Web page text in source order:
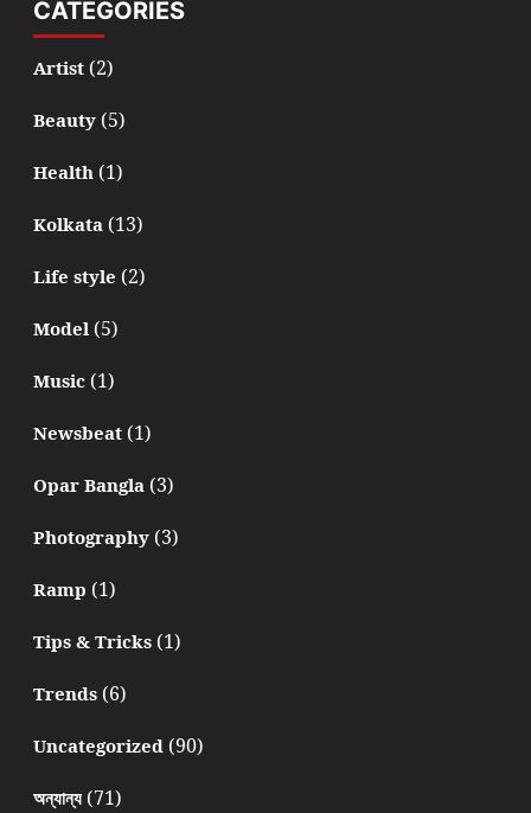
CATEGORIES
Artist(2)
Beauty(5)
Health(1)
Kolkata(13)
Life style (2)
Model(5)
Music(1)
Newsbeat(1)
Opar Bangla(3)
Photography(3)
Ramp (1)
Tips & Tricks(1)
Trends(6)
Uncategorized(90)
অন্যান্য(71)